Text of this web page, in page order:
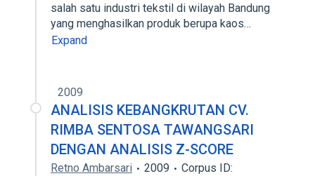
salah satu industri tekstil di wilayah Bandung
yang menghasilkan produk berupa kaos…
Expand
2009
ANALISIS KEBANGKRUTAN CV.
RIMBA SENTOSA TAWANGSARI
DENGAN ANALISIS Z-SCORE
Retno Ambarsari 2009
Corpus ID: